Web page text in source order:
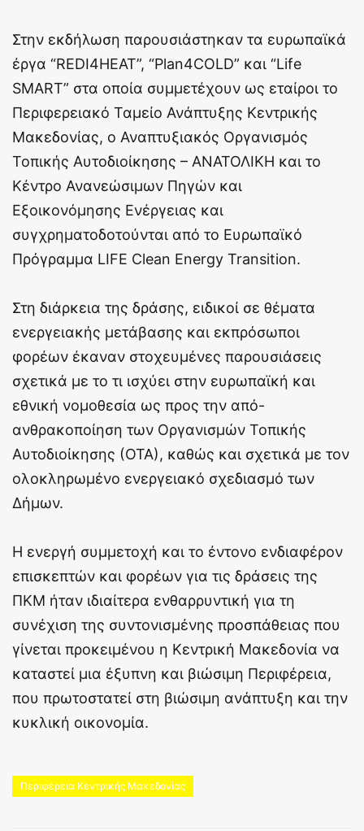
Στην εκδήλωση παρουσιάστηκαν τα ευρωπαϊκά
έργα “REDI4HEAT”, “Plan4COLD” και “Life
SMART” στα οποία συμμετέχουν ως εταίροι το
Περιφερειακό Ταμείο Ανάπτυξης Κεντρικής
Μακεδονίας, ο Αναπτυξιακός Οργανισμός
Τοπικής Αυτοδιοίκησης – ΑΝΑΤΟΛΙΚΗ και το
Κέντρο Ανανεώσιμων Πηγών και
Εξοικονόμησης Ενέργειας και
συγχρηματοδοτούνται από το Ευρωπαϊκό
Πρόγραμμα LIFE Clean Energy Transition.
Στη διάρκεια της δράσης, ειδικοί σε θέματα
ενεργειακής μετάβασης και εκπρόσωποι
φορέων έκαναν στοχευμένες παρουσιάσεις
σχετικά με το τι ισχύει στην ευρωπαϊκή και
εθνική νομοθεσία ως προς την από-
ανθρακοποίηση των Οργανισμών Τοπικής
Αυτοδιοίκησης (ΟΤΑ), καθώς και σχετικά με τον
ολοκληρωμένο ενεργειακό σχεδιασμό των
Δήμων.
Η ενεργή συμμετοχή και το έντονο ενδιαφέρον
επισκεπτών και φορέων για τις δράσεις της
ΠΚΜ ήταν ιδιαίτερα ενθαρρυντική για τη
συνέχιση της συντονισμένης προσπάθειας που
γίνεται προκειμένου η Κεντρική Μακεδονία να
καταστεί μια έξυπνη και βιώσιμη Περιφέρεια,
που πρωτοστατεί στη βιώσιμη ανάπτυξη και την
κυκλική οικονομία.
Περιφέρεια Κεντρικής Μακεδονίας